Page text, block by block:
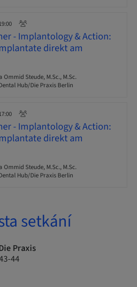
- Implantology & Action:
direkt am
Ommid Steude, M.Sc., M.Sc.
Hub/Die Praxis Berlin
- Implantology & Action:
direkt am
Ommid Steude, M.Sc., M.Sc.
Hub/Die Praxis Berlin
setkání
Praxis
44